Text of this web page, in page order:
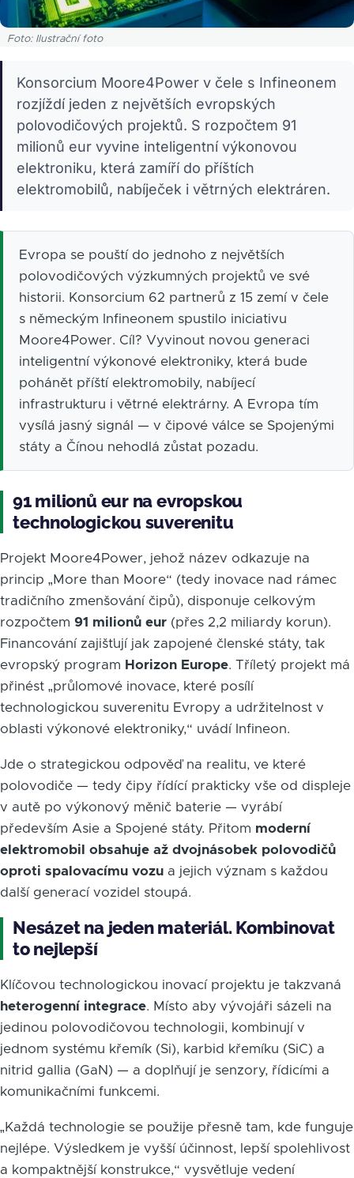
Foto: Ilustrační foto
Konsorcium Moore4Power v čele s Infineonem
rozjíždí jeden z největších evropských
polovodičových projektů. S rozpočtem 91
milionů eur vyvine inteligentní výkonovou
elektroniku, která zamíří do příštích
elektromobilů, nabíječek i větrných elektráren.
Evropa se pouští do jednoho z největších
polovodičových výzkumných projektů ve své
historii. Konsorcium 62 partnerů z 15 zemí v čele
s německým Infineonem spustilo iniciativu
Moore4Power. Cíl? Vyvinout novou generaci
inteligentní výkonové elektroniky, která bude
pohánět příští elektromobily, nabíjecí
infrastrukturu i větrné elektrárny. A Evropa tím
vysílá jasný signál — v čipové válce se Spojenými
státy a Čínou nehodlá zůstat pozadu.
91 milionů eur na evropskou
technologickou suverenitu
Projekt Moore4Power, jehož název odkazuje na
princip „More than Moore“ (tedy inovace nad rámec
tradičního zmenšování čipů), disponuje celkovým
rozpočtem 91 milionů eur (přes 2,2 miliardy korun).
Financování zajišťují jak zapojené členské státy, tak
evropský program Horizon Europe. Tříletý projekt má
přinést „průlomové inovace, které posílí
technologickou suverenitu Evropy a udržitelnost v
oblasti výkonové elektroniky,“ uvádí Infineon.
Jde o strategickou odpověď na realitu, ve které
polovodiče — tedy čipy řídící prakticky vše od displeje
v autě po výkonový měnič baterie — vyrábí
především Asie a Spojené státy. Přitom moderní
elektromobil obsahuje až dvojnásobek polovodičů
oproti spalovacímu vozu a jejich význam s každou
další generací vozidel stoupá.
Nesázet na jeden materiál. Kombinovat
to nejlepší
Klíčovou technologickou inovací projektu je takzvaná
heterogenní integrace. Místo aby vývojáři sázeli na
jedinou polovodičovou technologii, kombinují v
jednom systému křemík (Si), karbid křemíku (SiC) a
nitrid gallia (GaN) — a doplňují je senzory, řídicími a
komunikačními funkcemi.
„Každá technologie se použije přesně tam, kde funguje
nejlépe. Výsledkem je vyšší účinnost, lepší spolehlivost
a kompaktnější konstrukce,“ vysvětluje vedení